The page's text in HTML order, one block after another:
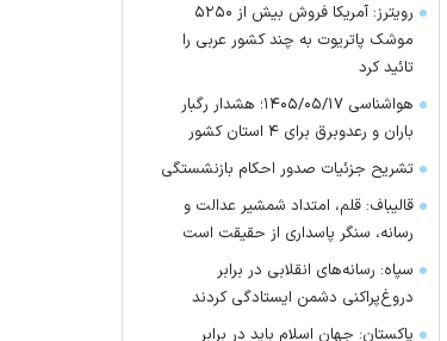
رویترز: آمریکا فروش بیش از ۵۲۵۰
موشک پاتریوت به چند کشور عربی را
تائید کرد
هواشناسی ۱۴۰۵/۰۵/۱۷؛ هشدار رگبار
باران و رعدوبرق برای ۴ استان کشور
تشریح جزئیات صدور احکام بازنشستگی
قالیباف: قلم، امتداد شمشیر عدالت و
رسانه، سنگر پاسداری از حقیقت است
سپاه: رسانه‌های انقلابی در برابر
دروغ‌پراکنی دشمن ایستادگی کردند
پاکستان: جهان اسلام باید در برابر